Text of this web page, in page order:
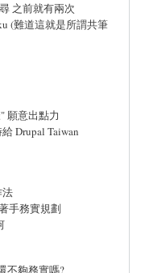
之前就有兩次
(難道這就是所謂共筆
願意出點力
Drupal Taiwan
法
手務實規劃
不夠務實嗎?